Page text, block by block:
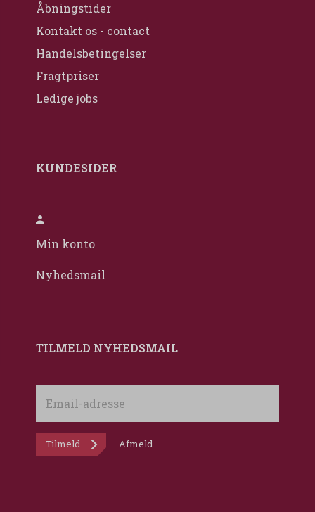
Åbningstider
Kontakt os - contact
Handelsbetingelser
Fragtpriser
Ledige jobs
KUNDESIDER
Min konto
Nyhedsmail
TILMELD NYHEDSMAIL
adresse
Tilmeld Afmeld